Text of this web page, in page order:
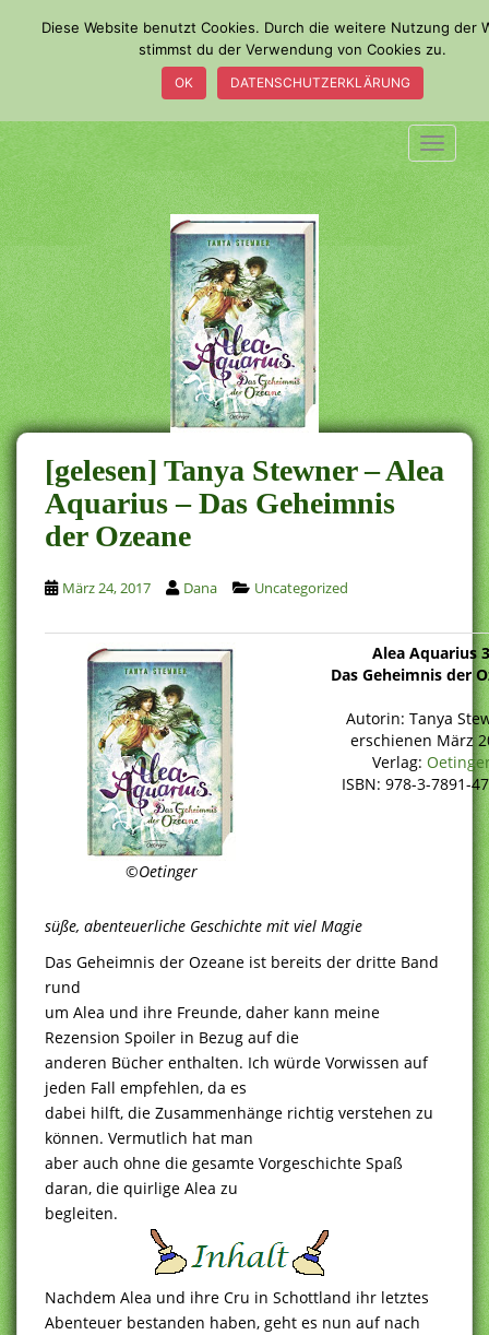
o
m
a
i
n
c
o
n
t
e
n
t
[gelesen] Tanya Stewner – Alea
Aquarius – Das Geheimnis
der Ozeane
März 24, 2017 Dana Uncategorized
©Oetinger
Alea Aquarius 3
Das Geheimnis der
Autorin: Tanya
erschienen März
Verlag:
ISBN: 978-3-7891-
süße, abenteuerliche Geschichte mit viel Magie
Das Geheimnis der Ozeane ist bereits der dritte Band
rund
um Alea und ihre Freunde, daher kann meine
Rezension Spoiler in Bezug auf die
anderen Bücher enthalten. Ich würde Vorwissen auf
jeden Fall empfehlen, da es
dabei hilft, die Zusammenhänge richtig verstehen zu
können. Vermutlich hat man
aber auch ohne die gesamte Vorgeschichte Spaß
daran, die quirlige Alea zu
begleiten.
Nachdem Alea und ihre Cru in Schottland ihr letztes
Abenteuer bestanden haben, geht es nun auf nach
Diese Website benutzt Cookies. Durch die weitere Nutzung der
stimmst du der Verwendung von Cookies zu.
OK DATENSCHUTZERKLÄRUNG